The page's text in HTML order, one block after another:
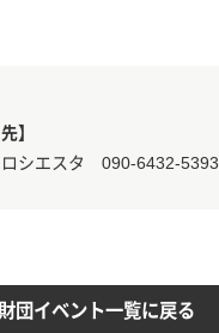
】
ロシエスタ 090-6432-5393
財団イベント一覧に戻る